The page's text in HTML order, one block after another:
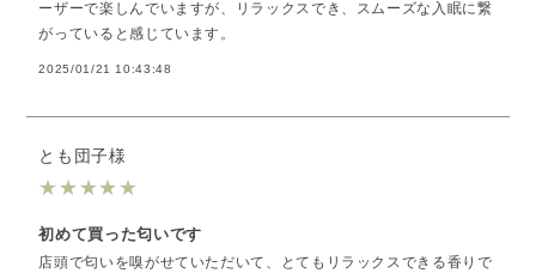
ーザーで楽しんでいますが、リラックスでき、スムーズな入眠に繋
がっていると感じています。
2025/01/21 10:43:48
とも団子様
★★★★★
初めて買った匂いです
店頭で匂いを嗅がせていただいて、とてもリラックスできる香りで